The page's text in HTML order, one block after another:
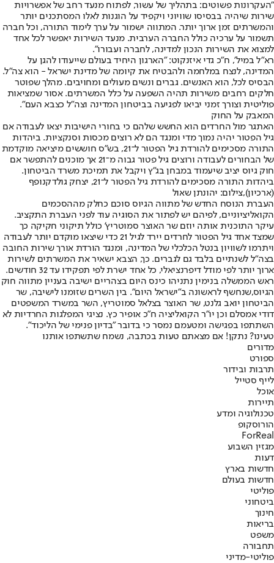
"העקרונות פשוטים: בתהליך של עשור, לפתוח מנעד רחב של אפשרויות
שירות שיהיה בבסיסו שוויוני ויקפיד על הוגנות לאלו המסתכנים יותר
והמשרתים זמן ארוך יותר. המתווה ישמור על ערך לימוד התורה, וכל חברה
תשמור על ערכיה כולל החברה הערבית. מנעד השירות יאפשר לכל אחד
למצוא את השירות הנכון למדינה, לחברה ועבורו".
רא"ל במיל', ח"כ גדי איזנקוט: "הארגון היחיד בעולם שייעודו להגן על
המדינה, לנצח במלחמה ולהבטיח את קיומה של מדינת ישראל - הוא צה״ל.
הבסיס לכל, הוא האנשים. גברים ונשים מעולים ומחויבים. מהלך שפוטר
חלקים רחבים משירות תהיה השפעה על כלל המשרתים. אסור שמציאות
פוליטית וצורך זמני יביאו לפגיעה בביטחון המדינה וצה״ל כצבא העם".
המאבק על החוק
האתגר מול החרדים הוא החשש שלהם כי בחורי הישיבות יצאו לעבודה אם
גיל הפטור יהיה נמוך מדי ומנגד הם לא רוצים מכסות וסנקציות. ביהדות
התורה מסכימים להורדת גיל הפטור ל־21, בש"ס חוששים מיציאה מוקדמת
של הבחורים לעבודה ורוצים גיל פטור גבוה מ־21 אך מוכנים להתפשר אם
חוק גיוס יציב שיעמוד במבחן בג"ץ ויקבל את תמיכת משרד הביטחון.
ביהדות התורה מסכימים להורדת גיל הפטור ל־21, יצחק גולדקנופף
(ארכיון),צילום: יהונתן שאול
העברת הנוסח החדש של מתווה הגיוס סוכם כחלק מההסכמים
הקואליציוניים, לפיהם יש לפתור את הסוגיה עוד לפני העברת התקציב.
עיקר התוכנית אותה יוזם שר האוצר סמוטריץ' כולל תיקוני חקיקה כך
שמצד אחד גיל הפטור לחרדים יירד לגיל 21 כדי שיצאו מוקדם יותר לעבודה
ויתרמו לשוויון בנטל הכלכלי של המדינה, ומנגד הורדת אורך שירות החובה
בצה"ל לשנתיים בלבד גם לגברים. כך, הצבא ישאיר את המשרתים לשירות
ארוך יותר לפי מודל דיפרנציאלי, כל אחד ישרת לפי תפקידו עד 32 חודשים.
ראש הממשלה בנימין נתניהו כינס היום בצהריים ישיבה בעניין מתווה חוק
הגיוס,שנחשף לראשונה ב"ישראל היום". בין השרים שזומנו לישיבה, שר
הביטחון יואב גלנט, שר האוצר בצלאל סמוטריץ, השר במשרד המשפטים
דודי אמסלם וכן יו"ר הקואליציה ח"כ אופיר כץ. נציגי המפלגות החרדיות לא
השתתפו בפגישה ומטעמם נמסר כי בדובר "בדיון פנימי של הליכוד".
טעינו? נתקן! אם מצאתם טעות בכתבה, נשמח שתשתפו אותנו
מדורים
ספורט
תרבות ובידור
לייף סטייל
אוכל
תיירות
טכנולוגיה ומדע
הורוסקופ
ForReal
מגזין השבוע
דעות
חדשות בארץ
חדשות בעולם
פוליטי
ביטחוני
חינוך
בריאות
משפט
תחבורה
פוליטי-מדיני